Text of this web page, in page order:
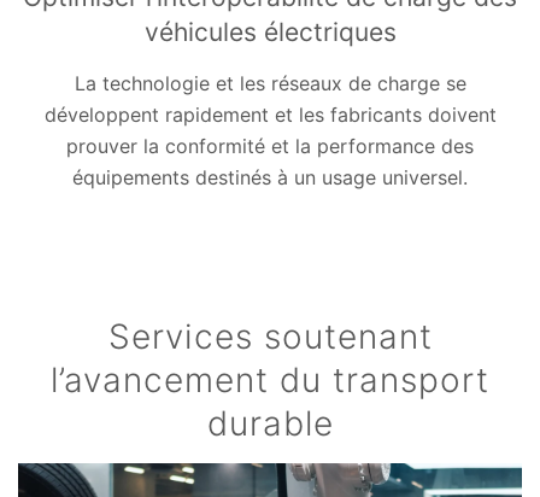
véhicules électriques
La technologie et les réseaux de charge se
développent rapidement et les fabricants doivent
prouver la conformité et la performance des
équipements destinés à un usage universel.
Services soutenant
l’avancement du transport
durable